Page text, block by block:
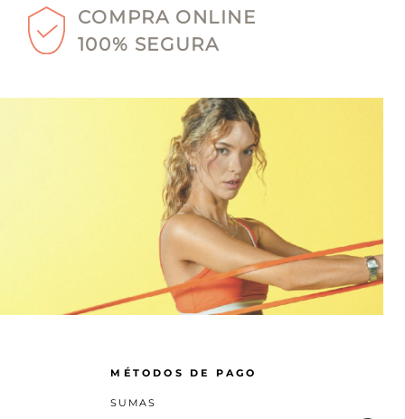
COMPRA ONLINE
100% SEGURA
MÉTODOS DE PAGO
SUMAS